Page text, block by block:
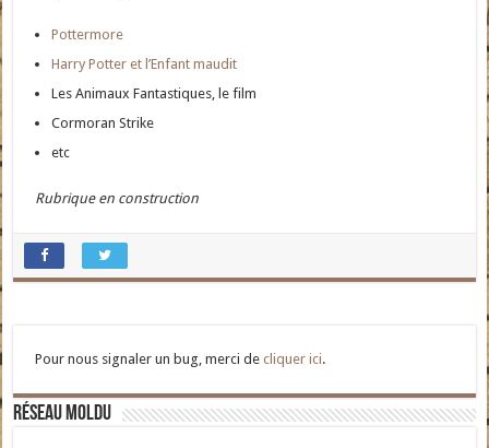
Pottermore
Harry Potter et l’Enfant maudit
Les Animaux Fantastiques, le film
Cormoran Strike
etc
Rubrique en construction
Pour nous signaler un bug, merci decliquer ici.
Réseau moldu